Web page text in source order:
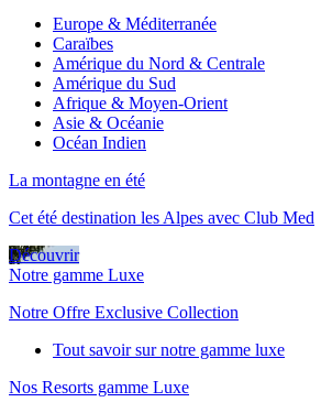
Europe & Méditerranée
Caraïbes
Amérique du Nord & Centrale
Amérique du Sud
Afrique & Moyen-Orient
Asie & Océanie
Océan Indien
La montagne en été
Cet été destination les Alpes avec Club Med
Découvrir
Notre gamme Luxe
Notre Offre Exclusive Collection
Tout savoir sur notre gamme luxe
Nos Resorts gamme Luxe